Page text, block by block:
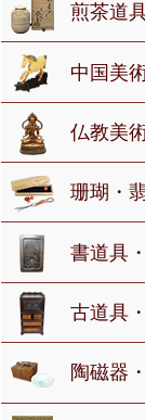
煎茶道
中国美
仏教美
珊瑚・
書道具
古道具
陶磁器